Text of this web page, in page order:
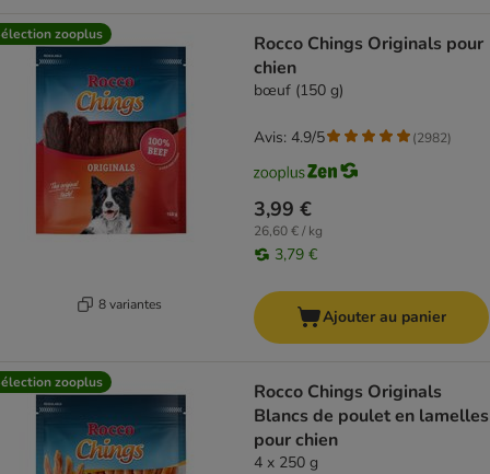
zooplus
8 variantes
Rocco Chings Originals pour
chien
bœuf (150 g)
3,99 €
26,60 € / kg
3,79 €
Avis: 4.9/5 (2982)
Ajouter au panier
zooplus
Rocco Chings Originals
Blancs de poulet en lamelles
pour chien
4 x 250 g